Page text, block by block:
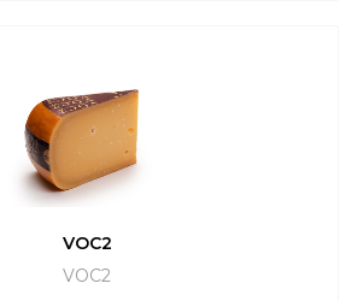
VOC2
VOC2